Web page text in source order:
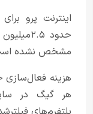
اینترنت پرو
حدود
مشخص نشده